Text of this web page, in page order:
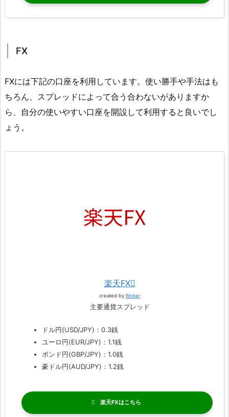
FX
FXには下記の口座を利用しています。使い勝手や手法はも
ちろん、スプレッドによって合う合わないがありますか
ら、自分の使いやすい口座を開設して利用すると良いでし
ょう。
楽天FX
created by Rinker
主要通貨スプレッド
ドル円(USD/JPY)：0.3銭
ユーロ円(EUR/JPY)：1.1銭
ポンド円(GBP/JPY)：1.0銭
豪ドル円(AUD/JPY)：1.2銭
楽天FX